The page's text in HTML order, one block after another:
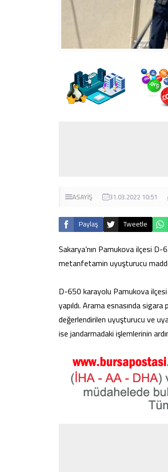
ASAYİŞ 31.03.2022 10:51
Paylaş Tweetle
Sakarya’nın Pamukova ilçesi
metanfetamin uyuşturucu
D-650 karayolu Pamukova
yapıldı. Arama esnasında
değerlendirilen uyuşturucu ve
ise jandarmadaki işlemlerinin